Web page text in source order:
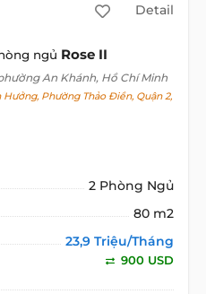
Detail
ngủ Rose II
An Khánh, Hồ Chí Minh
Phường Thảo Điền, Quận 2,
2 Phòng Ngủ
80 m2
23,9 Triệu/Tháng
900 USD